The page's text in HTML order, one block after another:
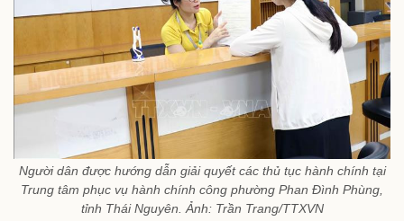
Người dân được hướng dẫn giải quyết các thủ tục hành chính tại
Trung tâm phục vụ hành chính công phường Phan Đình Phùng,
tỉnh Thái Nguyên. Ảnh: Trần Trang/TTXVN